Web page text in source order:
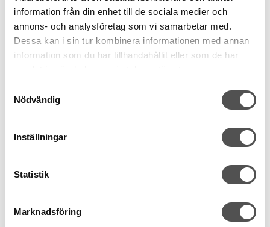
information från din enhet till de sociala medier och
annons- och analysföretag som vi samarbetar med.
Dessa kan i sin tur kombinera informationen med annan
information som du har tillhandahållit eller som de har
samlat in när du har använt deras tjänster.
Nödvändig
Inställningar
Statistik
Marknadsföring